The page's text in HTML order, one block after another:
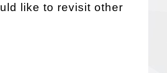
like to revisit other